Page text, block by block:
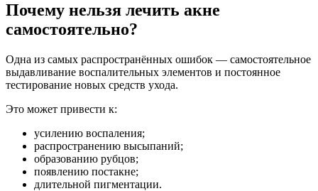
Почему нельзя лечить акне
самостоятельно?
Одна из самых распространённых ошибок — самостоятельное
выдавливание воспалительных элементов и постоянное
тестирование новых средств ухода.
Это может привести к:
усилению воспаления;
распространению высыпаний;
образованию рубцов;
появлению постакне;
длительной пигментации.